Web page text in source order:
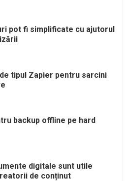
pot fi simplificate cu ajutorul
tipul Zapier pentru sarcini
backup offline pe hard
digitale sunt utile
de conținut